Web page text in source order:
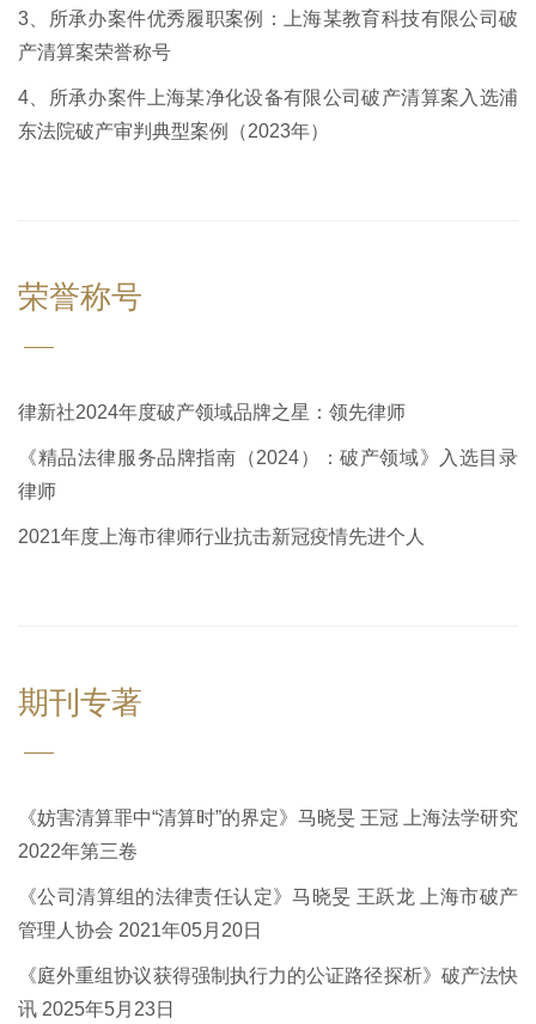
3、所承办案件优秀履职案例：上海某教育科技有限公司破
产清算案荣誉称号
4、所承办案件上海某净化设备有限公司破产清算案入选浦
东法院破产审判典型案例（2023年）
荣誉称号
律新社2024年度破产领域品牌之星：领先律师
《精品法律服务品牌指南（2024）：破产领域》入选目录
律师
2021年度上海市律师行业抗击新冠疫情先进个人
期刊专著
《妨害清算罪中“清算时”的界定》马晓旻 王冠 上海法学研究
2022年第三卷
《公司清算组的法律责任认定》马晓旻 王跃龙 上海市破产
管理人协会 2021年05月20日
《庭外重组协议获得强制执行力的公证路径探析》破产法快
讯 2025年5月23日